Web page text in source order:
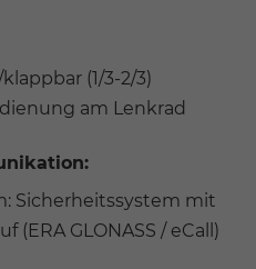
(1/3-2/3)
am Lenkrad
Sicherheitssystem mit
GLONASS / eCall)